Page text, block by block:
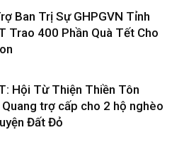
Ban Trị Sự GHPGVN Tỉnh
Trao 400 Phần Quà Tết Cho
Hội Từ Thiện Thiền Tôn
Quang trợ cấp cho 2 hộ nghèo
Đất Đỏ